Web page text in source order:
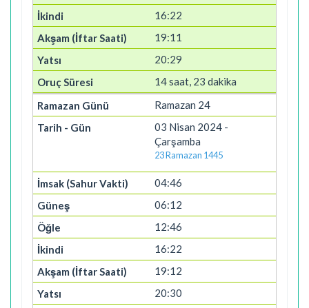
16:22
19:11
20:29
14 saat, 23 dakika
Ramazan 24
03 Nisan 2024 -
Çarşamba
23 Ramazan 1445
04:46
06:12
12:46
16:22
19:12
20:30